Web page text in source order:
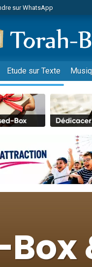
sur WhatsApp
Box Music
don pour Tsédaka : pauvres
don pour Diane, 80 ans, dans
n°104 : Le Chabbath
une bénédiction
don pour Sauvez la jambe de
groupe sur Zoom
don pour 5 enfants déjà
pour Reloger Rivka, 6
sur WhatsApp
sur WhatsApp
Etude sur Texte